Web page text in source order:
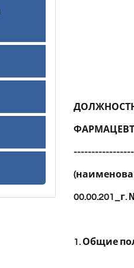
00.00.201_г.
1. Общие